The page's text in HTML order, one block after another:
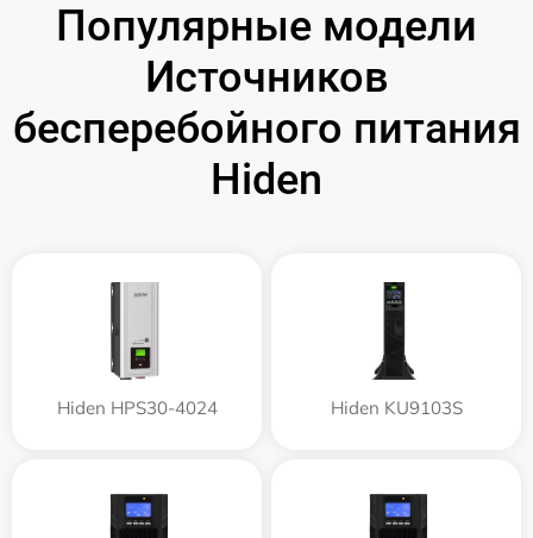
Популярные модели
Источников
бесперебойного питания
Hiden
Hiden HPS30-4024 Hiden KU9103S